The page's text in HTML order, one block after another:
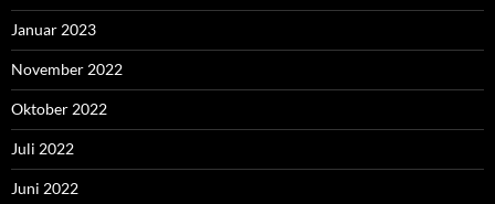
Januar 2023
November 2022
Oktober 2022
Juli 2022
Juni 2022